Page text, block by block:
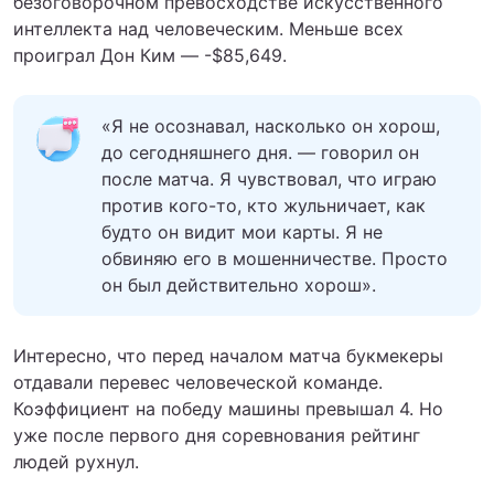
интеллекта над человеческим. Меньше всех
проиграл Дон Ким — -$85,649.
«Я не осознавал, насколько он хорош,
до сегодняшнего дня. — говорил он
после матча. Я чувствовал, что играю
против кого-то, кто жульничает, как
будто он видит мои карты. Я не
обвиняю его в мошенничестве. Просто
он был действительно хорош».
Интересно, что перед началом матча букмекеры
отдавали перевес человеческой команде.
Коэффициент на победу машины превышал 4. Но
уже после первого дня соревнования рейтинг
людей рухнул.